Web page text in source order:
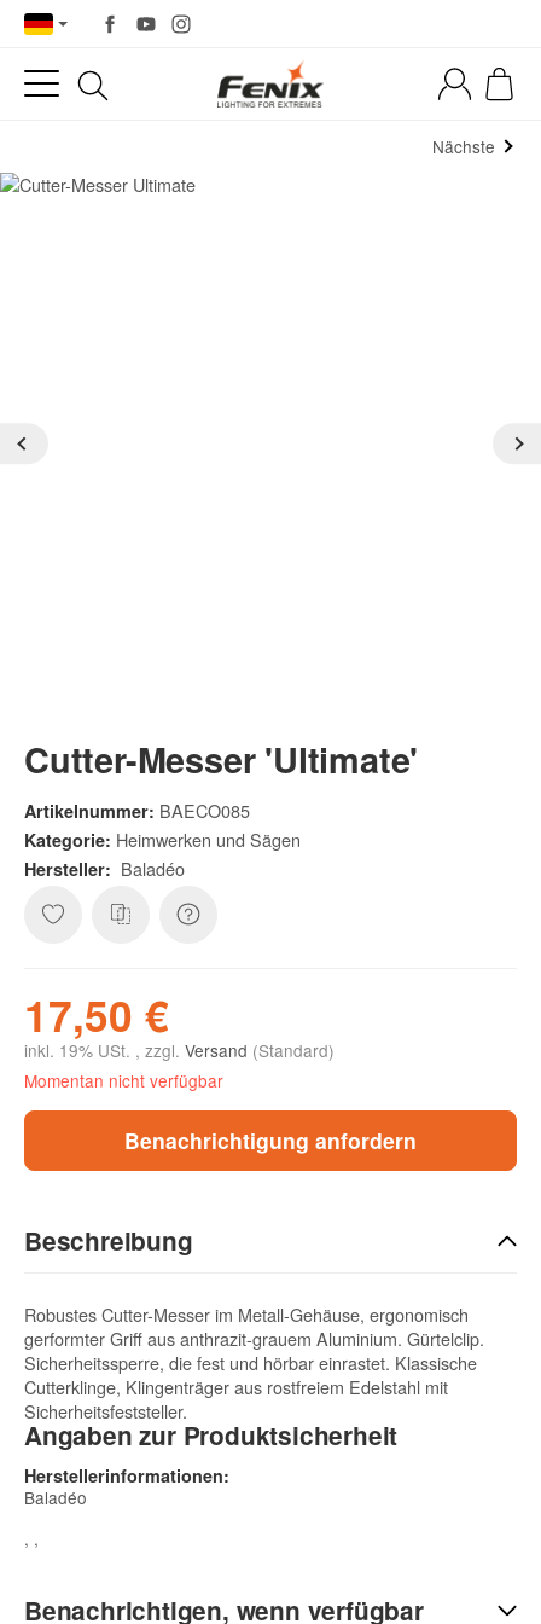
Nächste
Cutter-Messer 'Ultimate'
Artikelnummer: BAECO085
Kategorie: Heimwerken und Sägen
Hersteller: Baladéo
17,50 €
inkl. 19% USt. , zzgl. Versand (Standard)
Momentan nicht verfügbar
Benachrichtigung anfordern
Beschreibung
Robustes Cutter-Messer im Metall-Gehäuse, ergonomisch
gerformter Griff aus anthrazit-grauem Aluminium. Gürtelclip.
Sicherheitssperre, die fest und hörbar einrastet. Klassische
Cutterklinge, Klingenträger aus rostfreiem Edelstahl mit
Sicherheitsfeststeller.
Angaben zur Produktsicherheit
Herstellerinformationen:
Baladéo
, ,
Benachrichtigen, wenn verfügbar